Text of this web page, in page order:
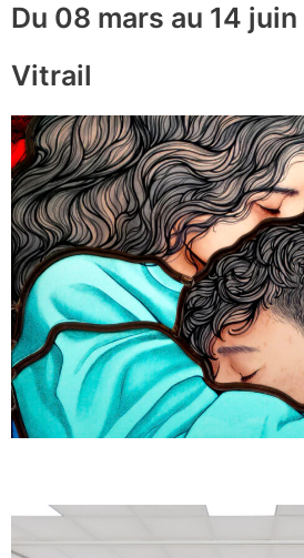
Du 08 mars au 14
Vitrail